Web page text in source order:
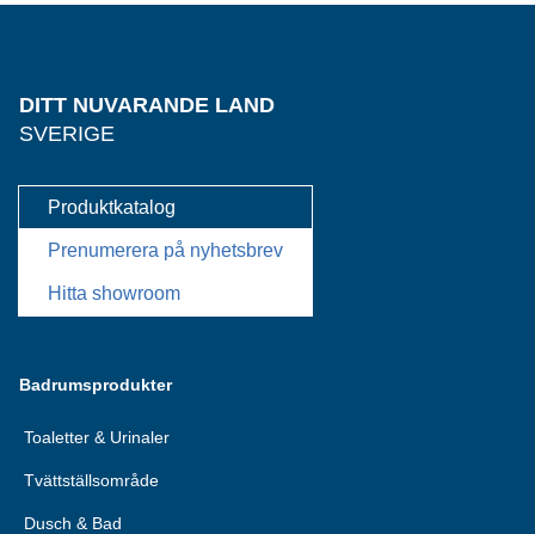
DITT NUVARANDE LAND
SVERIGE
Produktkatalog
Prenumerera på nyhetsbrev
Hitta showroom
Badrumsprodukter
Toaletter & Urinaler
Tvättställsområde
Dusch & Bad